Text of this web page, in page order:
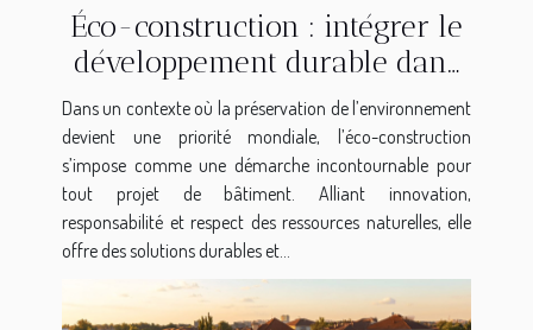
Éco-construction : intégrer le
développement durable dans
votre projet de bâtiment
Dans un contexte où la préservation de l’environnement
devient une priorité mondiale, l’éco-construction
s’impose comme une démarche incontournable pour
tout projet de bâtiment. Alliant innovation,
responsabilité et respect des ressources naturelles, elle
offre des solutions durables et...